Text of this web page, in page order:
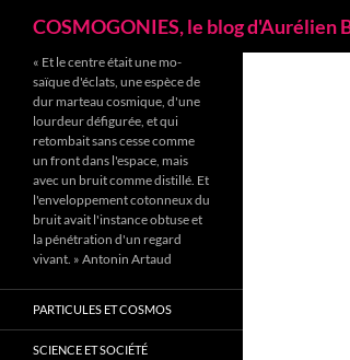
COSMOGONIES, le blog d'Aurélien
« Et le centre était une mo­
saïque d'éclats, une espèce de
dur marteau cosmique, d'une
lourdeur défigu­rée, et qui
retombait sans cesse comme
un front dans l'espace, mais
avec un bruit comme distillé. Et
l'enveloppement cotonneux du
bruit avait l'instance obtuse et
la pénétration d'un regard
vivant. » Antonin Artaud
PARTICULES ET COSMOS
SCIENCE ET SOCIÉTÉ